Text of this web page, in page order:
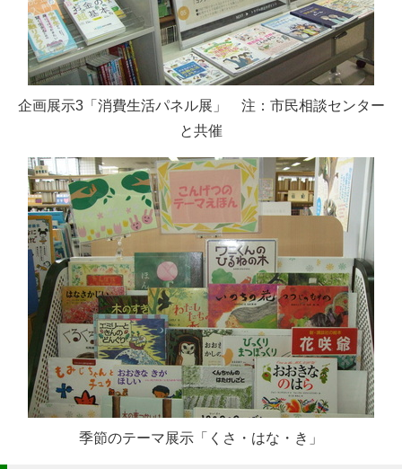
企画展示3「消費生活パネル展」 注：市民相談センター
と共催
季節のテーマ展示「くさ・はな・き」